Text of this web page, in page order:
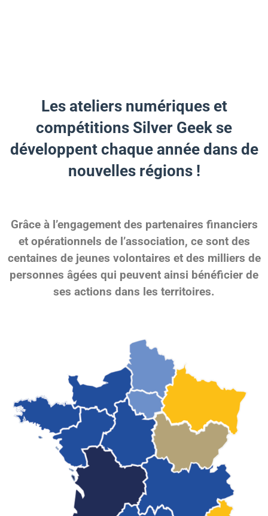
Les ateliers numériques et
compétitions Silver Geek se
développent chaque année dans de
nouvelles régions !
Grâce à l’engagement des partenaires financiers
et opérationnels de l’association, ce sont des
centaines de jeunes volontaires et des milliers de
personnes âgées qui peuvent ainsi bénéficier de
ses actions dans les territoires.